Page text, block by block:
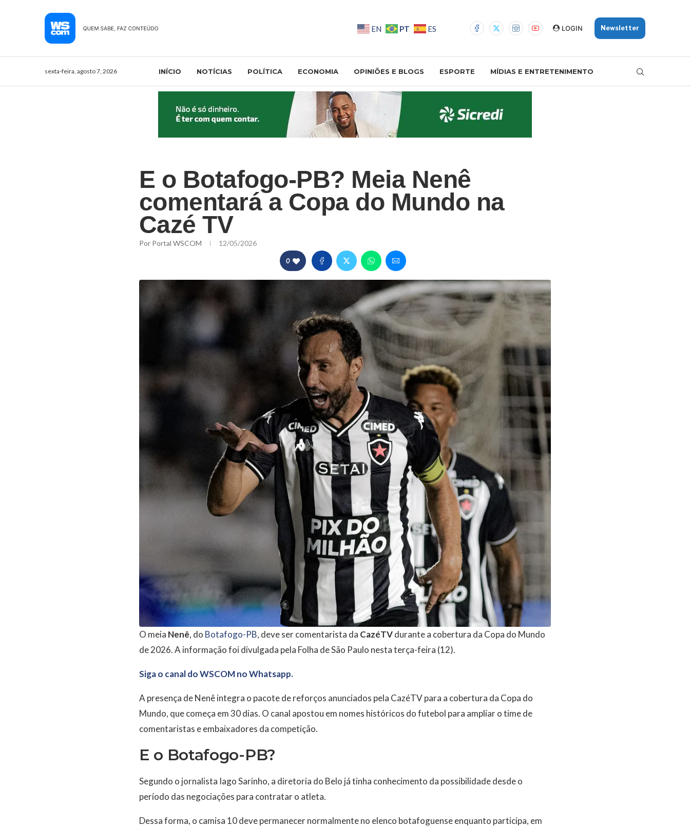
EN PT ES LOGIN Newsletter
sexta-feira, agosto 7, 2026 INÍCIO NOTÍCIAS POLÍTICA ECONOMIA OPINIÕES E BLOGS ESPORTE MÍDIAS E ENTRETENIMENTO
E o Botafogo-PB? Meia Nenê
comentará a Copa do Mundo na
Cazé TV
Por Portal WSCOM 12/05/2026
0
O meia Nenê, do Botafogo-PB, deve ser comentarista da CazéTVdurante a cobertura da Copa do Mundo
de 2026. A informação foi divulgada pela Folha de São Paulo nesta terça-feira (12).
Siga o canal do WSCOM no Whatsapp.
A presença de Nenê integra o pacote de reforços anunciados pela CazéTV para a cobertura da Copa do
Mundo, que começa em 30 dias. O canal apostou em nomes históricos do futebol para ampliar o time de
comentaristas e embaixadores da competição.
E o Botafogo-PB?
Segundo o jornalista Iago Sarinho, a diretoria do Belo já tinha conhecimento da possibilidade desde o
período das negociações para contratar o atleta.
Dessa forma, o camisa 10 deve permanecer normalmente no elenco botafoguense enquanto participa, em